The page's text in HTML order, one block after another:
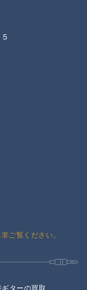
ご覧ください。
ターの買取